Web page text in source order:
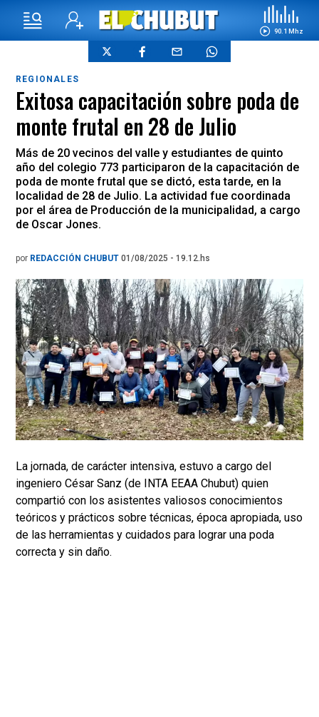
90.1 Mhz
REGIONALES
Exitosa capacitación sobre poda de
monte frutal en 28 de Julio
Más de 20 vecinos del valle y estudiantes de quinto
año del colegio 773 participaron de la capacitación de
poda de monte frutal que se dictó, esta tarde, en la
localidad de 28 de Julio. La actividad fue coordinada
por el área de Producción de la municipalidad, a cargo
de Oscar Jones.
por REDACCIÓN CHUBUT 01/08/2025 - 19.12.hs
La jornada, de carácter intensiva, estuvo a cargo del
ingeniero César Sanz (de INTA EEAA Chubut) quien
compartió con los asistentes valiosos conocimientos
teóricos y prácticos sobre técnicas, época apropiada, uso
de las herramientas y cuidados para lograr una poda
correcta y sin daño.